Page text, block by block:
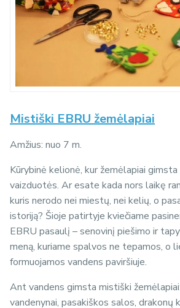
Mistiški EBRU žemėlapiai
Amžius: nuo 7 m.
Kūrybinė kelionė, kur žemėlapiai
vaizduotės. Ar esate kada nors laikę
kuris nerodo nei miestų, nei kelių, o
istoriją? Šioje patirtyje kviečiame
EBRU pasaulį – senovinį piešimo ir
meną, kuriame spalvos ne tepamos, o
formuojamos vandens paviršiuje.
Ant vandens gimsta mistiški
vandenynai, pasakiškos salos, drakonų